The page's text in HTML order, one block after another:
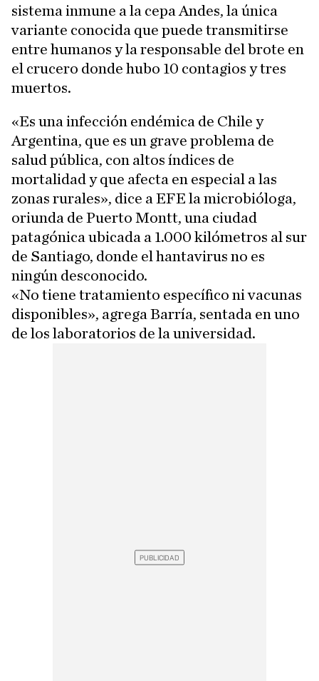
sistema inmune a la cepa Andes, la única
variante conocida que puede transmitirse
entre humanos y la responsable del brote en
el crucero donde hubo 10 contagios y tres
muertos.
«Es una infección endémica de Chile y
Argentina, que es un grave problema de
salud pública, con altos índices de
mortalidad y que afecta en especial a las
zonas rurales», dice a EFE la microbióloga,
oriunda de Puerto Montt, una ciudad
patagónica ubicada a 1.000 kilómetros al sur
de Santiago, donde el hantavirus no es
ningún desconocido.
«No tiene tratamiento específico ni vacunas
disponibles», agrega Barría, sentada en uno
de los laboratorios de la universidad.